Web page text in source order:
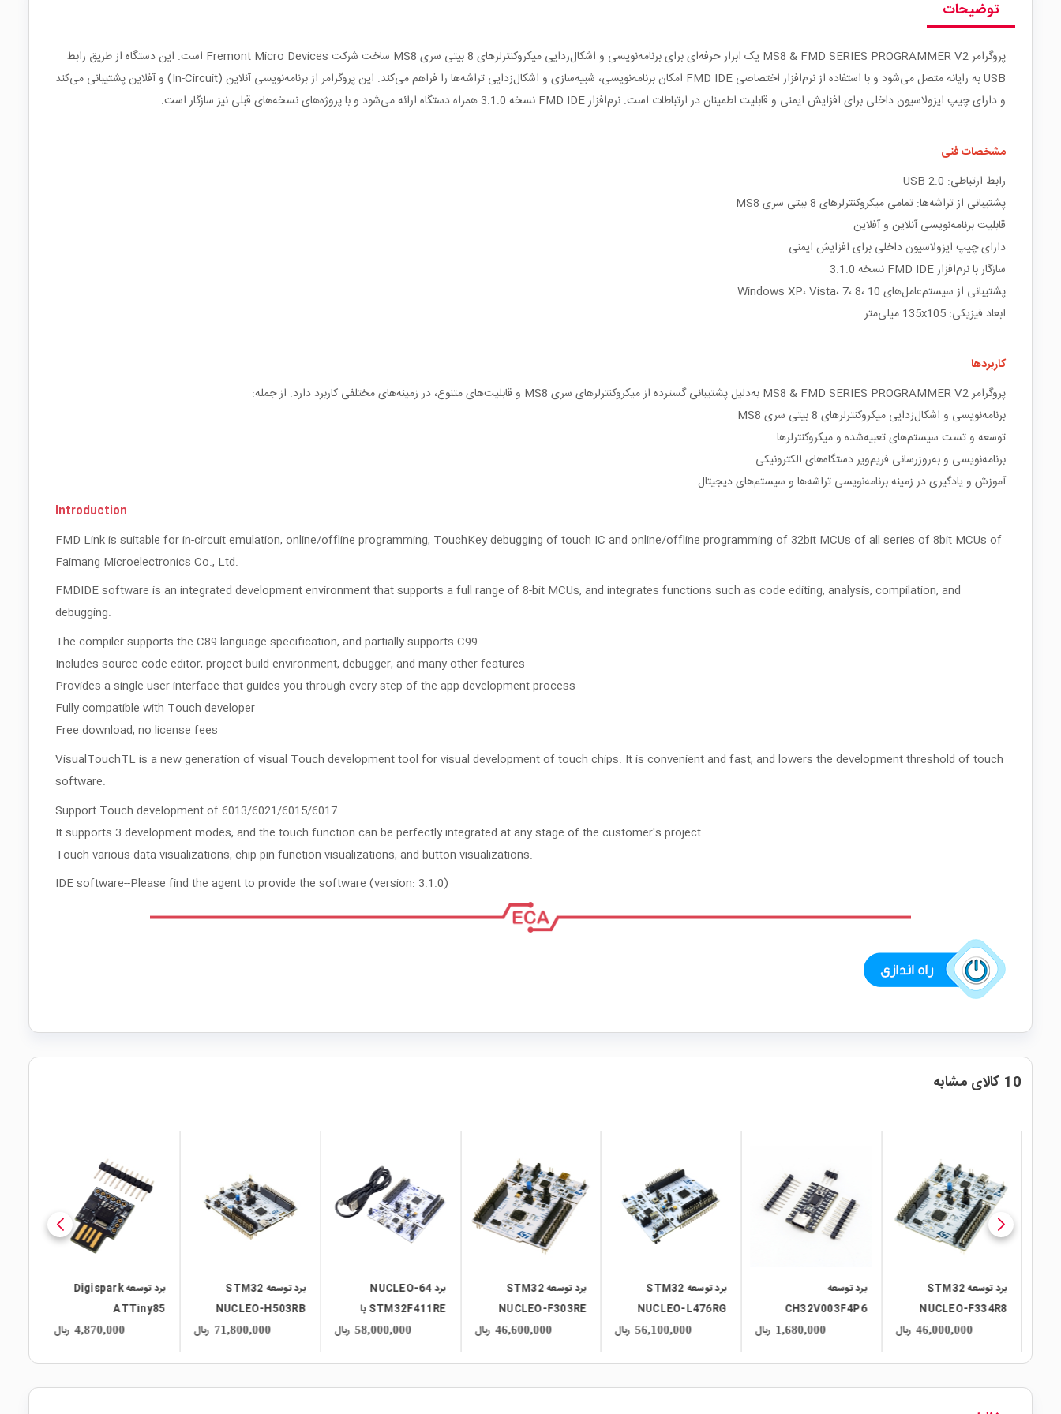
توضیحات
پروگرامر MS8 & FMD SERIES PROGRAMMER V2 یک ابزار حرفه‌ای برای برنامه‌نویسی و اشکال‌زدایی میکروکنترلرهای 8 بیتی سری MS8 ساخت شرکت Fremont Micro Devices است. این دستگاه از طریق رابط
USB به رایانه متصل می‌شود و با استفاده از نرم‌افزار اختصاصی FMD IDE امکان برنامه‌نویسی، شبیه‌سازی و اشکال‌زدایی تراشه‌ها را فراهم می‌کند. این پروگرامر از برنامه‌نویسی آنلاین (In-Circuit) و آفلاین پشتیبانی می‌کند
و دارای چیپ ایزولاسیون داخلی برای افزایش ایمنی و قابلیت اطمینان در ارتباطات است. نرم‌افزار FMD IDE نسخه 3.1.0 همراه دستگاه ارائه می‌شود و با پروژه‌های نسخه‌های قبلی نیز سازگار است.
مشخصات فنی
رابط ارتباطی: USB 2.0
پشتیبانی از تراشه‌ها: تمامی میکروکنترلرهای 8 بیتی سری MS8
قابلیت برنامه‌نویسی آنلاین و آفلاین
دارای چیپ ایزولاسیون داخلی برای افزایش ایمنی
سازگار با نرم‌افزار FMD IDE نسخه 3.1.0
پشتیبانی از سیستم‌عامل‌های Windows XP، Vista، 7، 8، 10
ابعاد فیزیکی: 135x105 میلی‌متر
کاربردها
پروگرامر MS8 & FMD SERIES PROGRAMMER V2 به‌دلیل پشتیبانی گسترده از میکروکنترلرهای سری MS8 و قابلیت‌های متنوع، در زمینه‌های مختلفی کاربرد دارد. از جمله:
برنامه‌نویسی و اشکال‌زدایی میکروکنترلرهای 8 بیتی سری MS8
توسعه و تست سیستم‌های تعبیه‌شده و میکروکنترلرها
برنامه‌نویسی و به‌روزرسانی فریم‌ویر دستگاه‌های الکترونیکی
آموزش و یادگیری در زمینه برنامه‌نویسی تراشه‌ها و سیستم‌های دیجیتال
Introduction
FMD Link is suitable for in-circuit emulation, online/offline programming, TouchKey debugging of touch IC and online/offline programming of 32bit MCUs of all series of 8bit MCUs of
Faimang Microelectronics Co., Ltd.
FMDIDE software is an integrated development environment that supports a full range of 8-bit MCUs, and integrates functions such as code editing, analysis, compilation, and
debugging.
The compiler supports the C89 language specification, and partially supports C99
Includes source code editor, project build environment, debugger, and many other features
Provides a single user interface that guides you through every step of the app development process
Fully compatible with Touch developer
Free download, no license fees
VisualTouchTL is a new generation of visual Touch development tool for visual development of touch chips. It is convenient and fast, and lowers the development threshold of touch
software.
Support Touch development of 6013/6021/6015/6017.
It supports 3 development modes, and the touch function can be perfectly integrated at any stage of the customer's project.
Touch various data visualizations, chip pin function visualizations, and button visualizations.
IDE software--Please find the agent to provide the software (version: 3.1.0)
10 کالای مشابه
برد توسعه STM32
NUCLEO-F334R8
46,000,000 ریال
برد توسعه
CH32V003F4P6
1,680,000 ریال
برد توسعه STM32
NUCLEO-L476RG
56,100,000 ریال
local_mall
برد توسعه STM32
NUCLEO-F303RE
46,600,000 ریال
برد NUCLEO-64
STM32F411RE با
پشتیبانی از آردوینو
58,000,000 ریال
برد توسعه STM32
NUCLEO-H503RB
71,800,000 ریال
برد توسعه Digispark
ATTiny85
4,870,000 ریال